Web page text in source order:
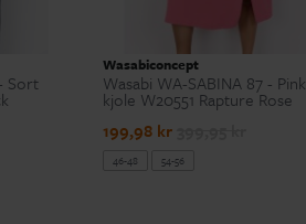
Sort
Wasabiconcept
Wasabi WA-SABINA 87 - Pink
kjole W20551 Rapture Rose
199,98 kr
46-48 54-56